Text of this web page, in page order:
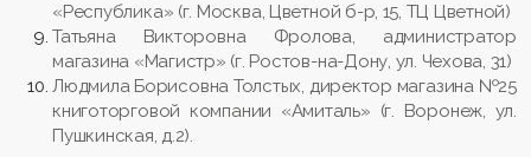
«Республика» (г. Москва, Цветной б-р, 15, ТЦ Цветной)
Татьяна Викторовна Фролова, администратор
магазина «Магистр» (г. Ростов-на-Дону, ул. Чехова, 31)
Людмила Борисовна Толстых, директор магазина №25
книготорговой компании «Амиталь» (г. Воронеж, ул.
Пушкинская, д.2).